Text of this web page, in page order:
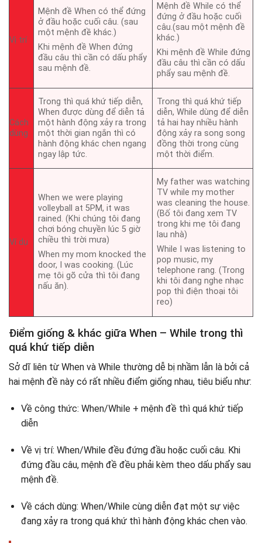
Vị trí
Mệnh đề When có thể đứng
ở đầu hoặc cuối câu. (sau
một mệnh đề khác.)
Khi mệnh đề When đứng
đầu câu thì cần có dấu phẩy
sau mệnh đề.
Mệnh đề While có thể
đứng ở đầu hoặc cuối
câu.(sau một mệnh đề
khác.)
Khi mệnh đề While đứng
đầu câu thì cần có dấu
phẩy sau mệnh đề.
Cách
dùng
Trong thì quá khứ tiếp diễn,
When được dùng để diễn tả
một hành động xảy ra trong
một thời gian ngắn thì có
hành động khác chen ngang
ngay lập tức.
Trong thì quá khứ tiếp
diễn, While dùng để diễn
tả hai hay nhiều hành
động xảy ra song song
đồng thời trong cùng
một thời điểm.
Ví dụ
When we were playing
volleyball at 5PM, it was
rained. (Khi chúng tôi đang
chơi bóng chuyền lúc 5 giờ
chiều thì trời mưa)
When my mom knocked the
door, I was cooking. (Lúc
mẹ tôi gõ cửa thì tôi đang
nấu ăn).
My father was watching
TV while my mother
was cleaning the house.
(Bố tôi đang xem TV
trong khi mẹ tôi đang
lau nhà)
While I was listening to
pop music, my
telephone rang. (Trong
khi tôi đang nghe nhạc
pop thì điện thoại tôi
reo)
Điểm giống & khác giữa When – While trong thì
quá khứ tiếp diễn
Sở dĩ liên từ When và While thường dễ bị nhầm lẫn là bởi cả
hai mệnh đề này có rất nhiều điểm giống nhau, tiêu biểu như:
Về công thức: When/While + mệnh đề thì quá khứ tiếp
diễn
Về vị trí: When/While đều đứng đầu hoặc cuối câu. Khi
đứng đầu câu, mệnh đề đều phải kèm theo dấu phẩy sau
mệnh đề.
Về cách dùng: When/While cùng diễn đạt một sự việc
đang xảy ra trong quá khứ thì hành động khác chen vào.